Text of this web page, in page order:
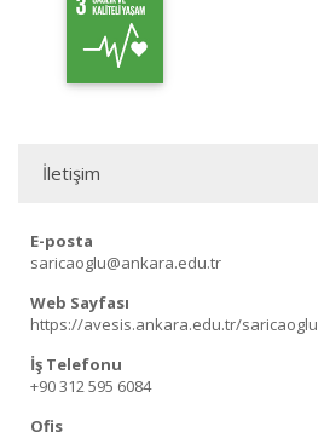
İletişim
E-posta
saricaoglu@ankara.edu.tr
Web Sayfası
https://avesis.ankara.edu.tr/saricaoglu
İş Telefonu
+90 312 595 6084
Ofis